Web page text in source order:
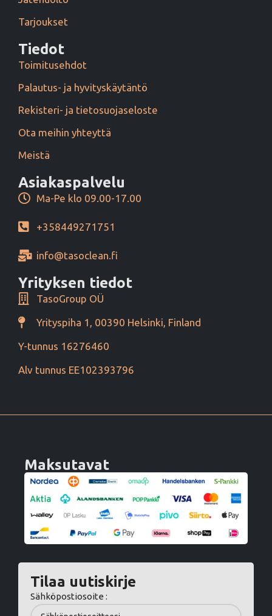
Tarjoukset
Tiedot
Toimitusehdot
Palautus- ja hyvityskäytäntö
Rekisteri- ja tietosuojaseloste
Ota meihin yhteyttä
Meistä
Asiakaspalvelu
Ma-Pe klo 09.00-17.00
+358449271751
info@tasoclean.fi
Yrityksen tiedot
TasoGroup OÜ
Yrityspiha 1, 00390 Helsinki, Finland
Y-tunnus 16276460
Alv tunnus EE102393796
Maksutavat
Tilaa uutiskirje
Sähköpostiosoite :